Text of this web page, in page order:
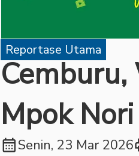
Reportase Utama
Cemburu,
Mpok Nori
calendar_monthSenin, 23 Mar 2026